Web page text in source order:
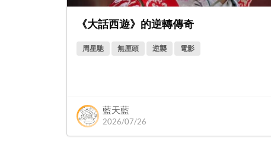
《大話西遊》的逆轉傳奇
周星馳 無厘頭 逆襲 電影
藍天藍
2026/07/26